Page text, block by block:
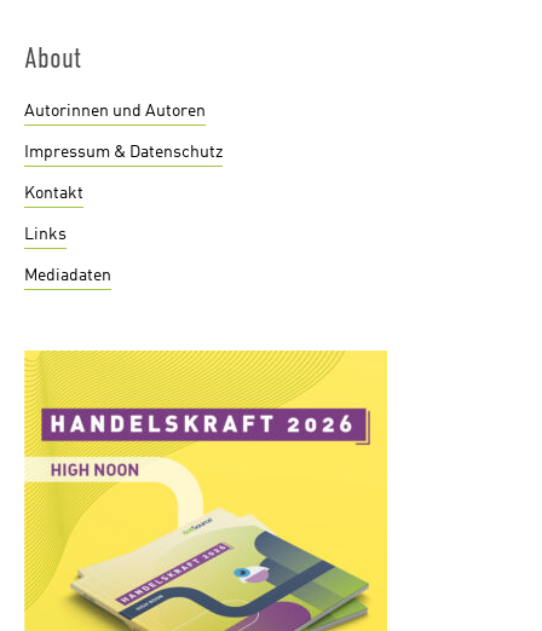
About
Autorinnen und Autoren
Impressum & Datenschutz
Kontakt
Links
Mediadaten